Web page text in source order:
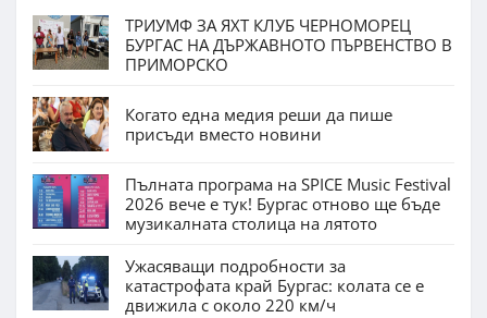
ТРИУМФ ЗА ЯХТ КЛУБ ЧЕРНОМОРЕЦ
БУРГАС НА ДЪРЖАВНОТО ПЪРВЕНСТВО В
ПРИМОРСКО
Когато една медия реши да пише
присъди вместо новини
Пълната програма на SPICE Music Festival
2026 вече е тук! Бургас отново ще бъде
музикалната столица на лятото
Ужасяващи подробности за
катастрофата край Бургас: колата се е
движила с около 220 км/ч